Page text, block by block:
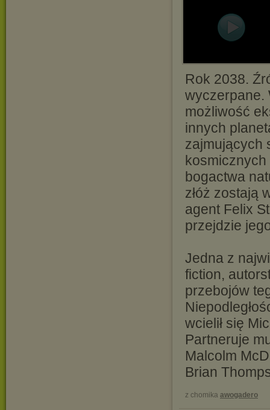
Rok 2038.
wyczerpane.
możliwość
innych
zajmujących
kosmicznych
bogactwa
złóż zostają
agent Felix
przejdzie
Jedna z
fiction,
przebojów
wcielił się
Partneruje
Malcolm
Brian
z chomika awogadero